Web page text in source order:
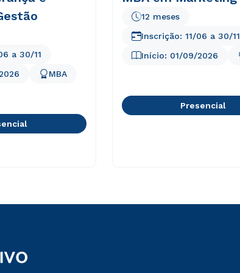
MBA
a 30/11 Início: 01/09/2026
12 meses
Inscrição: 11/06 a 30/11
Presencial